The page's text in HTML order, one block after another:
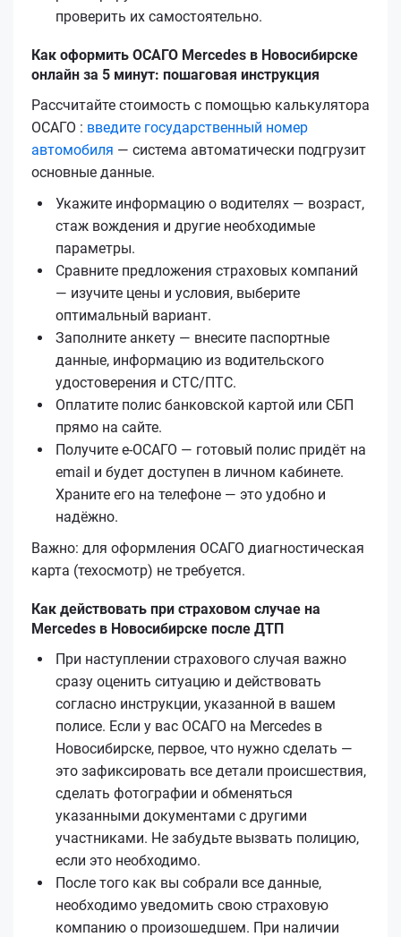
проверить их самостоятельно.
Как оформить ОСАГО Mercedes в Новосибирске
онлайн за 5 минут: пошаговая инструкция
Рассчитайте стоимость с помощью калькулятора
ОСАГО : введите государственный номер
автомобиля — система автоматически подгрузит
основные данные.
Укажите информацию о водителях — возраст,
стаж вождения и другие необходимые
параметры.
Сравните предложения страховых компаний
— изучите цены и условия, выберите
оптимальный вариант.
Заполните анкету — внесите паспортные
данные, информацию из водительского
удостоверения и СТС/ПТС.
Оплатите полис банковской картой или СБП
прямо на сайте.
Получите е‑ОСАГО — готовый полис придёт на
email и будет доступен в личном кабинете.
Храните его на телефоне — это удобно и
надёжно.
Важно: для оформления ОСАГО диагностическая
карта (техосмотр) не требуется.
Как действовать при страховом случае на
Mercedes в Новосибирске после ДТП
При наступлении страхового случая важно
сразу оценить ситуацию и действовать
согласно инструкции, указанной в вашем
полисе. Если у вас ОСАГО на Mercedes в
Новосибирске, первое, что нужно сделать —
это зафиксировать все детали происшествия,
сделать фотографии и обменяться
указанными документами с другими
участниками. Не забудьте вызвать полицию,
если это необходимо.
После того как вы собрали все данные,
необходимо уведомить свою страховую
компанию о произошедшем. При наличии